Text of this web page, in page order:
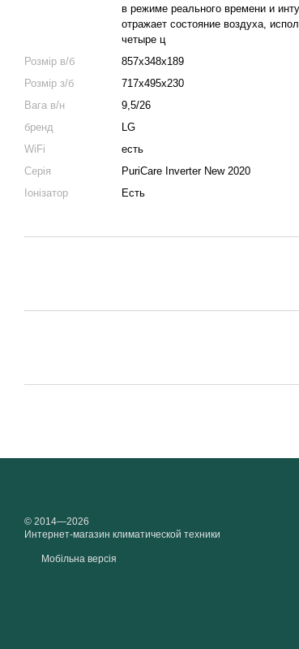
в режиме реального времени и
отражает состояние воздуха,
четыре ц
Розмір в/б
857х348х189
Розмір з/б
717х495х230
Вага в/н
9,5/26
бренд
LG
WiFi
есть
Серія
PuriCare Inverter New 2020
Іонізатор
Есть
© 2014—2026
Интернет-магазин климатической техники
Мобільна версія